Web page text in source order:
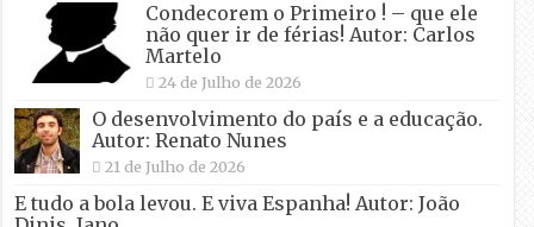
Condecorem o Primeiro ! – que ele
não quer ir de férias! Autor: Carlos
Martelo
24 de Julho de 2026
O desenvolvimento do país e a educação.
Autor: Renato Nunes
21 de Julho de 2026
E tudo a bola levou. E viva Espanha! Autor: João